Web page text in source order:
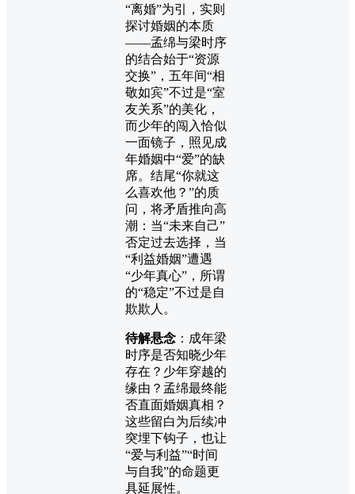
“离婚”为引，实则
探讨婚姻的本质
——孟绵与梁时序
的结合始于“资源
交换”，五年间“相
敬如宾”不过是“室
友关系”的美化，
而少年的闯入恰似
一面镜子，照见成
年婚姻中“爱”的缺
席。结尾“你就这
么喜欢他？”的质
问，将矛盾推向高
潮：当“未来自己”
否定过去选择，当
“利益婚姻”遭遇
“少年真心”，所谓
的“稳定”不过是自
欺欺人。
待解悬念 ：成年梁
时序是否知晓少年
存在？少年穿越的
缘由？孟绵最终能
否直面婚姻真相？
这些留白为后续冲
突埋下钩子，也让
“爱与利益”“时间
与自我”的命题更
具延展性。